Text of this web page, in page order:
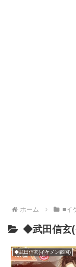
ホーム ■イ
◆武田信玄(
◆武田信玄(イケメン戦国)